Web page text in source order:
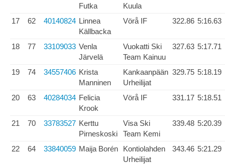
Futka
Kuula
17 62 40140824 Linnea
Källbacka
Vörå IF 322.86 5:16.63
18 77 33109033 Venla
Järvelä
Vuokatti Ski
Team Kainuu
327.63 5:17.71
19 74 34557406 Krista
Manninen
Kankaanpään
Urheilijat
329.75 5:18.19
20 63 40284034 Felicia
Krook
Vörå IF 331.17 5:18.51
21 70 33783527 Kerttu
Pirneskoski
Visa Ski
Team Kemi
339.48 5:20.39
22 64 33840059 Maija Borén
Kontiolahden
Urheilijat
343.46 5:21.29